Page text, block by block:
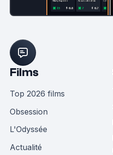
Films
Top 2026 films
Obsession
L'Odyssée
Actualité